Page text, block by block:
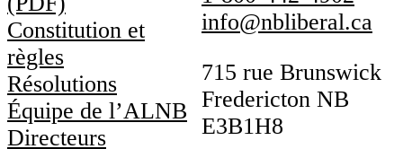
info@nbliberal.ca
715 rue Brunswick
Fredericton NB
E3B1H8
Constitution et
règles
Résolutions
Équipe de l’ALNB
Directeurs